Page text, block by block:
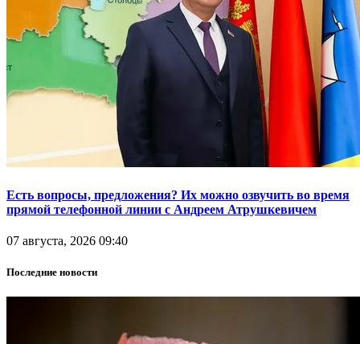
Есть вопросы, предложения? Их можно озвучить во время
прямой телефонной линии с Андреем Атрушкевичем
07 августа, 2026 09:40
Последние новости